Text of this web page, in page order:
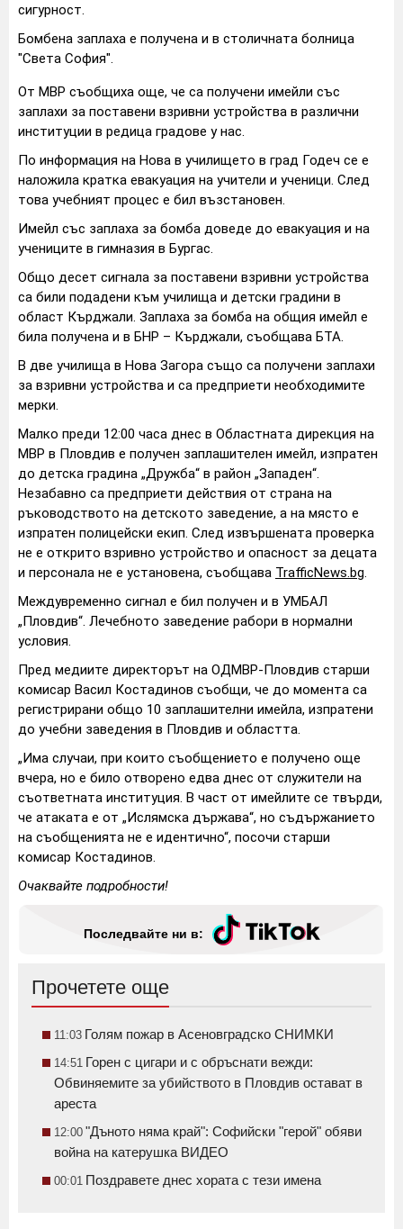
сигурност.
Бомбена заплаха е получена и в столичната болница
"Света София".
От МВР съобщиха още, че са получени имейли със
заплахи за поставени взривни устройства в различни
институции в редица градове у нас.
По информация на Нова в училището в град Годеч се е
наложилa кратка евакуация на учители и ученици. След
това учебният процес е бил възстановен.
Имейл със заплаха за бомба доведе до евакуация и на
учениците в гимназия в Бургас.
Общо десет сигнала за поставени взривни устройства
са били подадени към училища и детски градини в
област Кърджали. Заплаха за бомба на общия имейл е
била получена и в БНР – Кърджали, съобщава БТА.
В две училища в Нова Загора също са получени заплахи
за взривни устройства и са предприети необходимите
мерки.
Малко преди 12:00 часа днес в Областната дирекция на
МВР в Пловдив е получен заплашителен имейл, изпратен
до детска градина „Дружба“ в район „Западен“.
Незабавно са предприети действия от страна на
ръководството на детското заведение, а на място е
изпратен полицейски екип. След извършената проверка
не е открито взривно устройство и опасност за децата
и персонала не е установена, съобщава TrafficNews.bg.
Междувременно сигнал е бил получен и в УМБАЛ
„Пловдив“. Лечебното заведение рабори в нормални
условия.
Пред медиите директорът на ОДМВР-Пловдив старши
комисар Васил Костадинов съобщи, че до момента са
регистрирани общо 10 заплашителни имейла, изпратени
до учебни заведения в Пловдив и областта.
„Има случаи, при които съобщението е получено още
вчера, но е било отворено едва днес от служители на
съответната институция. В част от имейлите се твърди,
че атаката е от „Ислямска държава“, но съдържанието
на съобщенията не е идентично“, посочи старши
комисар Костадинов.
Очаквайте подробности!
Последвайте ни в:
Прочетете още
11:03 Голям пожар в Асеновградско СНИМКИ
14:51 Горен с цигари и с обръснати вежди:
Обвиняемите за убийството в Пловдив остават в
ареста
12:00 "Дъното няма край": Софийски "герой" обяви
война на катерушка ВИДЕО
00:01 Поздравете днес хората с тези имена